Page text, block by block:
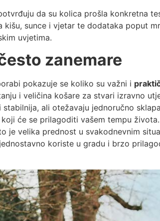
da su kolica prošla konkretna
sunce i vjetar te dodataka poput
uvjetima.
zanemare
pokazuje se koliko su važni i
i veličina košare za stvari izravno
ali otežavaju jednoručno
će se prilagoditi vašem tempu
je velika prednost u svakodnevnim
koriste u gradu i brzo